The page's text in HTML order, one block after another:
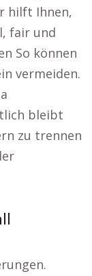
hilft Ihnen,
fair und
So können
vermeiden.
bleibt
zu trennen